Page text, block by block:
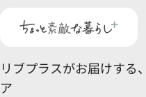
リブプラスがお届けする、
ア